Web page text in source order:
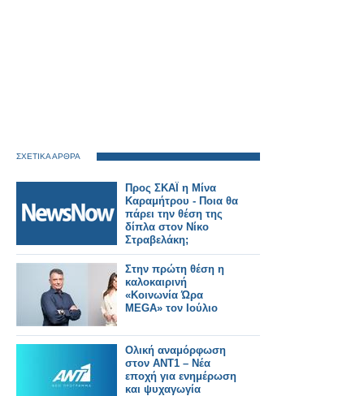
ΣΧΕΤΙΚΑ ΑΡΘΡΑ
Προς ΣΚΑΪ η Μίνα
Καραμήτρου - Ποια θα
πάρει την θέση της
δίπλα στον Νίκο
Στραβελάκη;
Στην πρώτη θέση η
καλοκαιρινή
«Κοινωνία Ώρα
MEGA» τον Ιούλιο
Ολική αναμόρφωση
στον ΑΝΤ1 – Νέα
εποχή για ενημέρωση
και ψυχαγωγία